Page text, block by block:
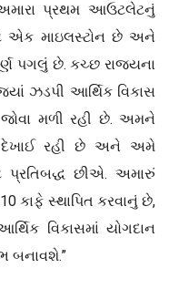
પ્રથમ આઉટલેટનું
એક માઇલસ્ટોન છે અને
પગલું છે. કચ્છ રાજ્યના
ઝડપી આર્થિક વિકાસ
મળી રહી છે. અમને
દેખાઈ રહી છે અને અમે
પ્રતિબદ્ધ છીએ. અમારું
કાફે સ્થાપિત કરવાનું છે,
વિકાસમાં યોગદાન
બનાવશે.”